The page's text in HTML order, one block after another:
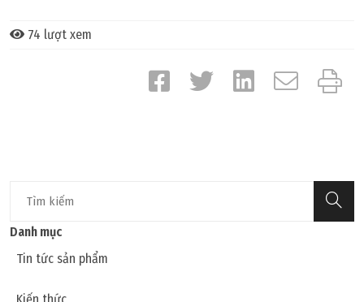
74 lượt xem
Danh mục
Tin tức sản phẩm
Kiến thức